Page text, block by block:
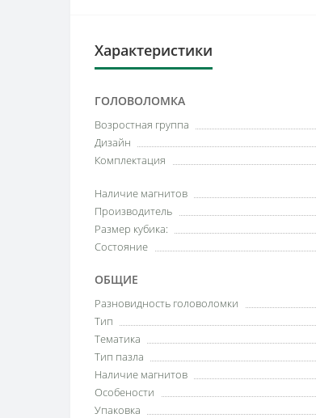
Характеристики
ГОЛОВОЛОМКА
Возростная группа
Дизайн
Комплектация
Наличие магнитов
Производитель
Размер кубика:
Состояние
ОБЩИЕ
Разновидность головоломки
Тип
Тематика
Тип пазла
Наличие магнитов
Особености
Упаковка